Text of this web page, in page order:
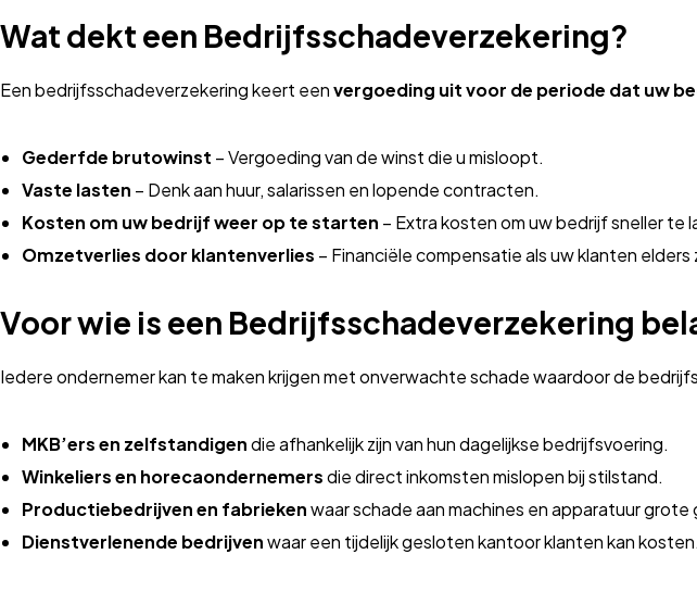
Wat dekt een Bedrijfsschadeverzekering?
Een bedrijfsschadeverzekering keert eenvergoeding uit voor de periode dat uw
Gederfde brutowinst – Vergoeding van de winst die u misloopt.
Vaste lasten – Denk aan huur, salarissen en lopende contracten.
Kosten om uw bedrijf weer op te starten – Extra kosten om uw bedrijf sneller te
Omzetverlies door klantenverlies – Financiële compensatie als uw klanten
Voor wie is een Bedrijfsschadeverzekering
Iedere ondernemer kan te maken krijgen met onverwachte schade waardoor de
MKB’ers en zelfstandigendie afhankelijk zijn van hun dagelijkse bedrijfsvoering.
Winkeliers en horecaondernemersdie direct inkomsten mislopen bij stilstand.
Productiebedrijven en fabriekenwaar schade aan machines en apparatuur
Dienstverlenende bedrijvenwaar een tijdelijk gesloten kantoor klanten kan kosten.